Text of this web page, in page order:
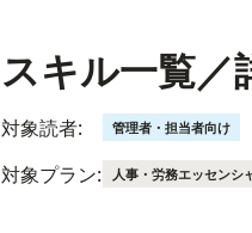
スキル一覧／
対象読者: 管理者・担当者向け
対象プラン: 人事・労務エッセンシ